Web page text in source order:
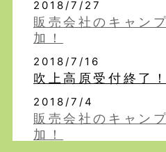
2018/7/27
販売会社のキャン
加！
2018/7/16
吹上高原受付終了！
2018/7/4
販売会社のキャン
加！